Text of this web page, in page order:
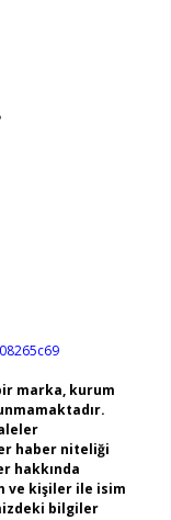
marka, kurum
haber niteliği
hakkında
ve kişiler ile isim
bilgiler